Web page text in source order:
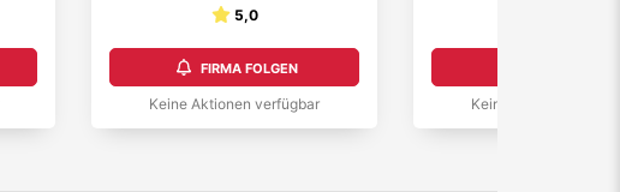
5,0
FIRMA FOLGEN
Keine Aktionen verfügbar Keine Aktionen